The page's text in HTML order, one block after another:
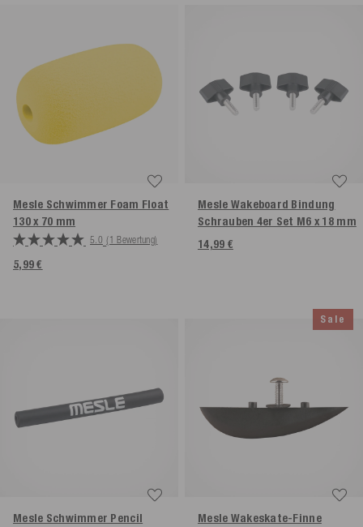
Mesle Schwimmer Foam Float
130 x 70 mm
5.0 (1 Bewertung)
5,99 €
Mesle Wakeboard Bindung
Schrauben 4er Set M6 x 18 mm
14,99 €
Mesle Schwimmer Pencil
Sale
Mesle Wakeskate-Finne